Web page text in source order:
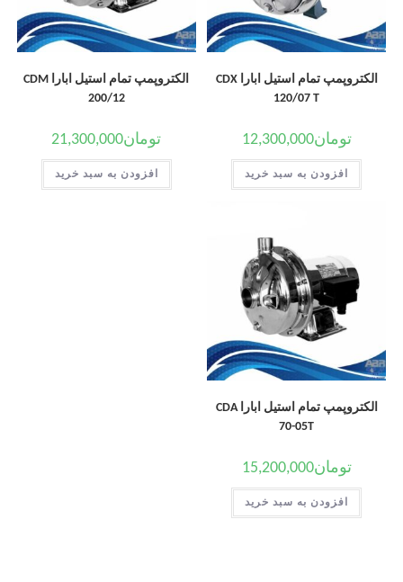
الکتروپمپ تمام استیل ابارا CDX
120/07 T
تومان12,300,000
افزودن به سبد خرید
الکتروپمپ تمام استیل ابارا CDM
200/12
تومان21,300,000
افزودن به سبد خرید
الکتروپمپ تمام استیل ابارا CDA
70-05T
تومان15,200,000
افزودن به سبد خرید